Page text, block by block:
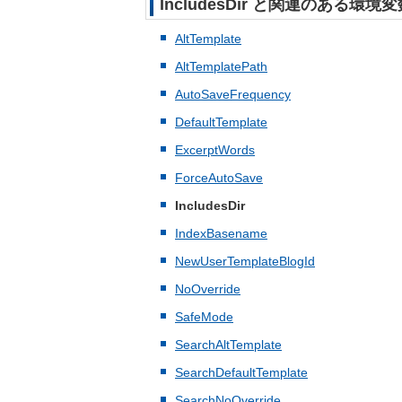
IncludesDir と関連のある環境変
AltTemplate
AltTemplatePath
AutoSaveFrequency
DefaultTemplate
ExcerptWords
ForceAutoSave
IncludesDir
IndexBasename
NewUserTemplateBlogId
NoOverride
SafeMode
SearchAltTemplate
SearchDefaultTemplate